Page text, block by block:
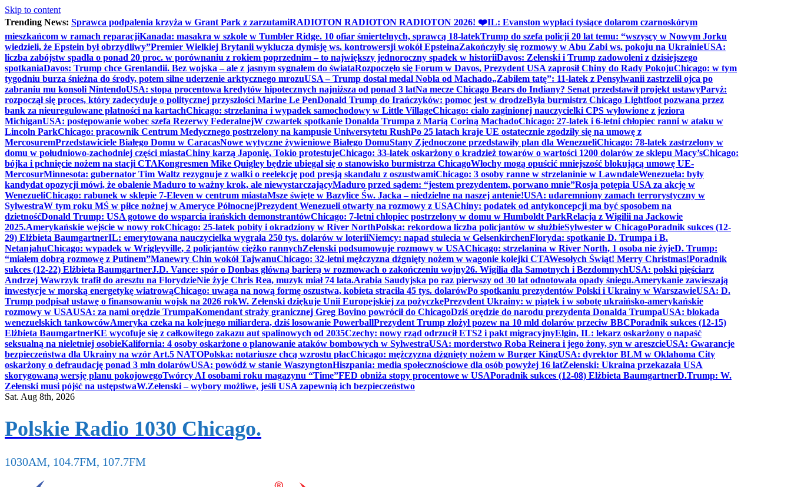
Skip to content
Trending News: Sprawca podpalenia krzyża w Grant Park z zarzutamiRADIOTON RADIOTON RADIOTON 2026! ❤️IL: Evanston wypłaci tysiące dolarom czarnoskórym
mieszkańcom w ramach reparacjiKanada: masakra w szkole w Tumbler Ridge. 10 ofiar śmiertelnych, sprawcą 18-latekTrump do szefa policji 20 lat temu: “wszyscy w Nowym Jorku
wiedzieli, że Epstein był obrzydliwy”Premier Wielkiej Brytanii wyklucza dymisję ws. kontrowersji wokół EpsteinaZakończyły się rozmowy w Abu Zabi ws. pokoju na UkrainieUSA:
liczba zabójstw spadła o ponad 20 proc. w porównaniu z rokiem poprzednim – to największy jednoroczny spadek w historiiDavos: Zełenski i Trump zadowoleni z dzisiejszego
spotkaniaDavos: Trump chce Grenlandii. Bez wojska – ale z jasnym sygnałem do świataRozpoczęło się Forum w Davos, Prezydent USA zaprosił Chiny do Rady PokojuChicago: w tym
tygodniu burza śnieżna do środy, potem silne uderzenie arktycznego mrozuUSA – Trump dostał medal Nobla od Machado„Zabiłem tatę”: 11-latek z Pensylwanii zastrzelił ojca po
zabraniu mu konsoli NintendoUSA: stopa procentowa kredytów hipotecznych najniższa od ponad 3 latNa mecze Chicago Bears do Indiany? Senat przedstawił projekt ustawyParyż:
rozpoczął się proces, który zadecyduje o politycznej przyszłości Marine Le PenDonald Trump do Irańczyków: pomoc jest w drodzeByła burmistrz Chicago Lightfoot pozwana przez
bank za nieuregulowane płatności na kartachChicago: strzelanina i wypadek samochodowy w Little VillageChicago: ciało zaginionej nauczycielki CPS wyłowione z jeziora
MichiganUSA: postępowanie wobec szefa Rezerwy FederalnejW czwartek spotkanie Donalda Trumpa z Maríą Coriną MachadoChicago: 27-latek i 6-letni chłopiec ranni w ataku w
Lincoln ParkChicago: pracownik Centrum Medycznego postrzelony na kampusie Uniwersytetu RushPo 25 latach kraje UE ostatecznie zgodziły się na umowę z
MercosuremPrzedstawiciele Białego Domu w CaracasNowe wytyczne żywieniowe Białego DomuStany Zjednoczone przedstawiły plan dla WenezueliChicago: 78-latek zastrzelony w
domu w południowo-zachodniej części miastaChiny karzą Japonię, Tokio protestujeChicago: 33-latek oskarżony o kradzież towarów o wartości 1200 dolarów ze sklepu Macy’sChicago:
bójka i pchnięcie nożem na stacji CTAKongresmen Mike Quigley będzie ubiegał się o stanowisko burmistrza ChicagoWłochy mogą opuścić mniejszość blokującą umowę UE-
MercosurMinnesota: gubernator Tim Waltz rezygnuje z walki o reelekcję pod presją skandalu z oszustwamiChicago: 3 osoby ranne w strzelaninie w LawndaleWenezuela: były
kandydat opozycji mówi, że obalenie Maduro to ważny krok, ale niewystarczającyMaduro przed sądem: “jestem prezydentem, porwano mnie”Rosja potępia USA za akcję w
WenezueliChicago: rabunek w sklepie 7-Eleven w centrum miastaMsze święte w Bazylice Św. Jacka – niedzielne na naszej antenie!USA: udaremniony zamach terrorystyczny w
SylwestraW tym roku MŚ w piłce nożnej w Ameryce PółnocnejPrezydent Wenezueli otwarty na rozmowy z USAChiny: podatek od antykoncepcji ma być sposobem na
dzietnośćDonald Trump: USA gotowe do wsparcia irańskich demonstrantówChicago: 7-letni chłopiec postrzelony w domu w Humboldt ParkRelacja z Wigilii na Jackowie
2025.Amerykańskie wejście w nowy rokChicago: 25-latek pobity i okradziony w River NorthPolska: rekordowa liczba policjantów w służbieSylwester w ChicagoPoradnik sukces (12-
29) Elżbieta BaumgartnerIL: emerytowana nauczycielka wygrała 250 tys. dolarów w loteriiNiemcy: napad stulecia w GelsenkirchenFloryda: spotkanie D. Trumpa i B.
NetanjahuChicago: wypadek w Wrigleyville, 2 policjantów ciężko rannychZełenski podsumowuje rozmowy w USAChicago: strzelanina w River North, 1 osoba nie żyjeD. Trump:
“miałem dobrą rozmowę z Putinem”Manewry Chin wokół TajwanuChicago: 32-letni mężczyzna dźgnięty nożem w wagonie kolejki CTAWesołych Świąt! Merry Christmas!Poradnik
sukces (12-22) Elżbieta BaumgartnerJ.D. Vance: spór o Donbas główną barierą w rozmowach o zakończeniu wojny26. Wigilia dla Samotnych i BezdomnychUSA: polski pięściarz
Andrzej Wawrzyk trafił do aresztu na FlorydzieNie żyje Chris Rea, muzyk miał 74 lata.Arabia Saudyjska po raz pierwszy od 30 lat odnotowała opady śniegu.Amerykanie zawieszają
inwestycje w morską energetykę wiatrowąChicago: uwaga na nową formę oszustwa, kobieta straciła 45 tys. dolarówPo spotkaniu prezydentów Polski i Ukrainy w WarszawieUSA: D.
Trump podpisał ustawę o finansowaniu wojsk na 2026 rokW. Zełenski dziękuje Unii Europejskiej za pożyczkęPrezydent Ukrainy: w piątek i w sobotę ukraińsko-amerykańskie
rozmowy w USAUSA: za nami orędzie TrumpaKomendant straży granicznej Greg Bovino powrócił do ChicagoDziś orędzie do narodu prezydenta Donalda TrumpaUSA: blokada
wenezuelskich tankowcówAmeryka czeka na kolejnego miliardera, dziś losowanie PowerballPrezydent Trump złożył pozew na 10 mld dolarów przeciw BBCPoradnik sukces (12-15)
Elżbieta BaumgartnerKE wycofuje się z całkowitego zakazu aut spalinowych od 2035Czechy: nowy rząd odrzucił ETS2 i pakt migracyjnyElgin, IL: lekarz oskarżony o napaść
seksualną na nieletniej osobieKalifornia: 4 osoby oskarżone o planowanie ataków bombowych w SylwestraUSA: morderstwo Roba Reinera i jego żony, syn w areszcieUSA: Gwarancje
bezpieczeństwa dla Ukrainy na wzór Art.5 NATOPolska: notariusze chcą wzrostu płacChicago: mężczyzna dźgnięty nożem w Burger KingUSA: dyrektor BLM w Oklahoma City
oskarżony o defraudację ponad 3 mln dolarówUSA: powódź w stanie WaszyngtonHiszpania: media społecznościowe dla osób powyżej 16 latZełenski: Ukraina przekazała USA
skorygowaną wersję planu pokojowegoTwórcy AI osobami roku magazynu “Time”FED obniża stopy procentowe w USAPoradnik sukces (12-08) Elżbieta BaumgartnerD.Trump: W.
Zełenski musi pójść na ustępstwaW.Zełenski – wybory możliwe, jeśli USA zapewnią ich bezpieczeństwo
Sat. Aug 8th, 2026
Polskie Radio 1030 Chicago.
1030AM, 104.7FM, 107.7FM